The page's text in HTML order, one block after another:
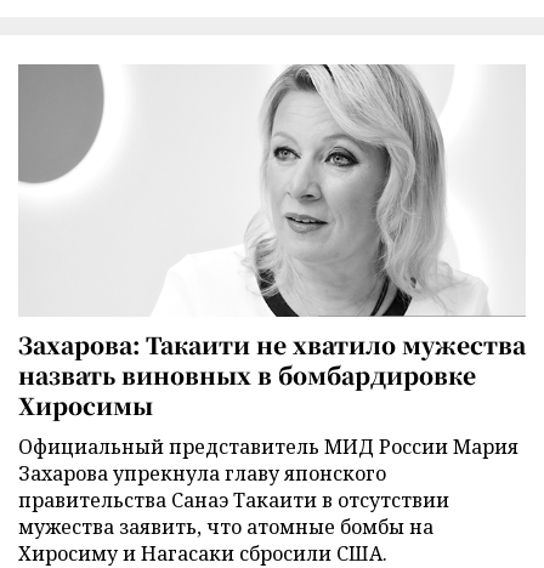
Захарова: Такаити не хватило мужества
назвать виновных в бомбардировке
Хиросимы
Официальный представитель МИД России Мария
Захарова упрекнула главу японского
правительства Санаэ Такаити в отсутствии
мужества заявить, что атомные бомбы на
Хиросиму и Нагасаки сбросили США.